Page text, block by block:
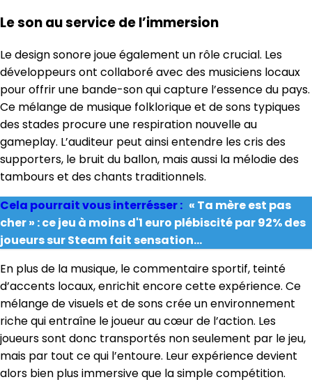
Le son au service de l’immersion
Le design sonore joue également un rôle crucial. Les
développeurs ont collaboré avec des musiciens locaux
pour offrir une bande-son qui capture l’essence du pays.
Ce mélange de musique folklorique et de sons typiques
des stades procure une respiration nouvelle au
gameplay. L’auditeur peut ainsi entendre les cris des
supporters, le bruit du ballon, mais aussi la mélodie des
tambours et des chants traditionnels.
Cela pourrait vous interrésser : « Ta mère est pas
cher » : ce jeu à moins d'1 euro plébiscité par 92% des
joueurs sur Steam fait sensation...
En plus de la musique, le commentaire sportif, teinté
d’accents locaux, enrichit encore cette expérience. Ce
mélange de visuels et de sons crée un environnement
riche qui entraîne le joueur au cœur de l’action. Les
joueurs sont donc transportés non seulement par le jeu,
mais par tout ce qui l’entoure. Leur expérience devient
alors bien plus immersive que la simple compétition.